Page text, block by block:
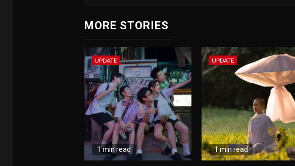
MORE STORIES
UPDATE
1 min read
UPDATE
1 min read